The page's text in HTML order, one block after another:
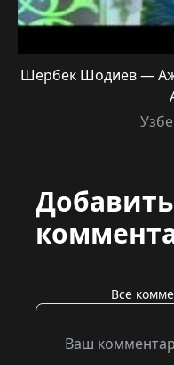
Шербек Шодиев —
Добавить
Все